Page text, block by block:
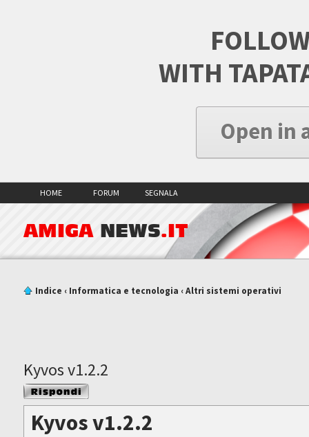
WITH
Open in
HOME FORUM SEGNALA
AMIGA NEWS.IT
Indice ‹ Informatica e tecnologia ‹Altri sistemi operativi
Kyvos v1.2.2
Rispondi al
messaggio
Kyvos v1.2.2